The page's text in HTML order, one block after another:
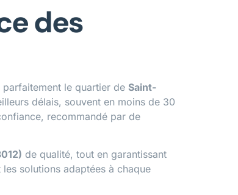
des
parfaitement le quartier de Saint-
délais, souvent en moins de 30
recommandé par de
de qualité, tout en garantissant
solutions adaptées à chaque